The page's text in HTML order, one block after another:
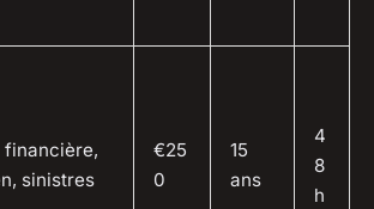
financière,
sinistres
€25
0
15
ans
4
8
h